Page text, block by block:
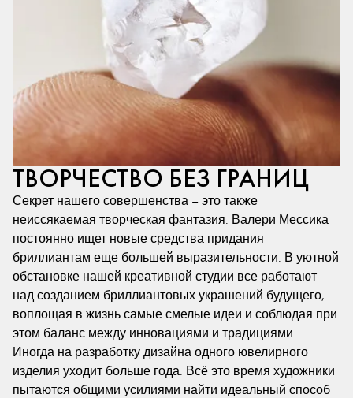
ТВОРЧЕСТВО БЕЗ ГРАНИЦ
Секрет нашего совершенства – это также
неиссякаемая творческая фантазия. Валери Мессика
постоянно ищет новые средства придания
бриллиантам еще большей выразительности. В уютной
обстановке нашей креативной студии все работают
над созданием бриллиантовых украшений будущего,
воплощая в жизнь самые смелые идеи и соблюдая при
этом баланс между инновациями и традициями.
Иногда на разработку дизайна одного ювелирного
изделия уходит больше года. Всё это время художники
пытаются общими усилиями найти идеальный способ